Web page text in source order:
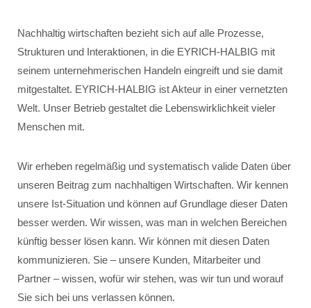
Nachhaltig wirtschaften bezieht sich auf alle Prozesse,
Strukturen und Interaktionen, in die EYRICH-HALBIG mit
seinem unternehmerischen Handeln eingreift und sie damit
mitgestaltet. EYRICH-HALBIG ist Akteur in einer vernetzten
Welt. Unser Betrieb gestaltet die Lebenswirklichkeit vieler
Menschen mit.
Wir erheben regelmäßig und systematisch valide Daten über
unseren Beitrag zum nachhaltigen Wirtschaften. Wir kennen
unsere Ist-Situation und können auf Grundlage dieser Daten
besser werden. Wir wissen, was man in welchen Bereichen
künftig besser lösen kann. Wir können mit diesen Daten
kommunizieren. Sie – unsere Kunden, Mitarbeiter und
Partner – wissen, wofür wir stehen, was wir tun und worauf
Sie sich bei uns verlassen können.